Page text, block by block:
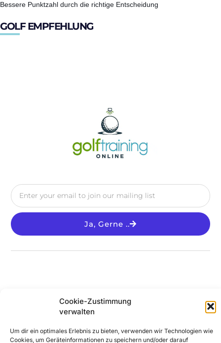
Cookie-Zustimmung
verwalten
Um dir ein optimales Erlebnis zu bieten, verwenden wir Technologien wie
Cookies, um Geräteinformationen zu speichern und/oder darauf
Bessere Punktzahl durch die richtige Entscheidung
GOLF EMPFEHLUNG
Ja, Gerne ..
© 2025 All Rights Reserved